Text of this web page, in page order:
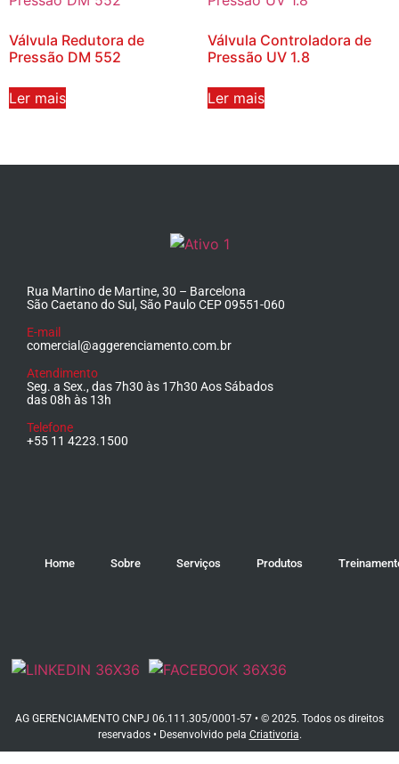
Válvula Redutora de
Pressão DM 552
Ler mais
Válvula Controladora de
Pressão UV 1.8
Ler mais
Rua Martino de Martine, 30 – Barcelona
São Caetano do Sul, São Paulo CEP 09551-060
E-mail
comercial@aggerenciamento.com.br
Atendimento
Seg. a Sex., das 7h30 às 17h30 Aos Sábados
das 08h às 13h
Telefone
+55 11 4223.1500
Home Sobre Serviços Produtos
AG GERENCIAMENTO CNPJ 06.111.305/0001-57 • © 2025. Todos os direitos
reservados • Desenvolvido pela Criativoria.